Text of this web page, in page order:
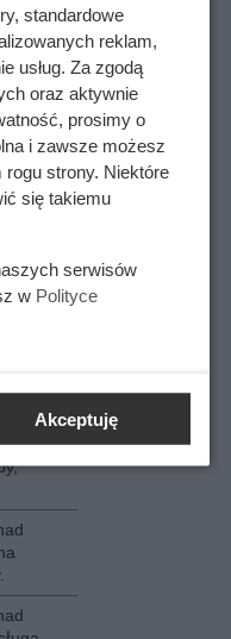
trójki
i
do
standardowe
reklam,
usług. Za zgodą
oraz aktywnie
prosimy o
i zawsze możesz
strony. Niektóre
się takiemu
serwisów
w Polityce
Akceptuję